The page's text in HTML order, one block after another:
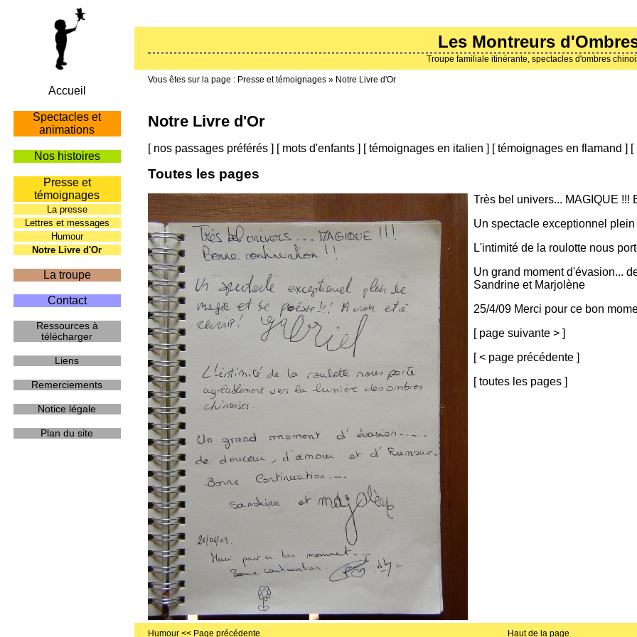
Les Montreurs
Troupe familiale itinérante, spectacles d'ombres
Presse et témoignages» Notre Livre d'Or
Notre Livre d'Or
[ nos passages préférés] [ mots d'enfants] [témoignages en italien ] [témoignages en flamand ] [
Toutes les pages
Très bel univers... MAGIQUE !!!
Un spectacle exceptionnel
L'intimité de la roulotte nous
Un grand moment d'évasion...
Sandrine et Marjolène
25/4/09 Merci pour ce bon
[ page suivante > ]
[< page précédente ]
[toutes les pages ]
Accueil
Spectacles et
animations
Nos histoires
Presse et
témoignages
La presse
Lettres et messages
Humour
Notre Livre d'Or
La troupe
Contact
Ressources à
télécharger
Liens
Remerciements
Notice légale
Plan du site
Humour Haut de la page